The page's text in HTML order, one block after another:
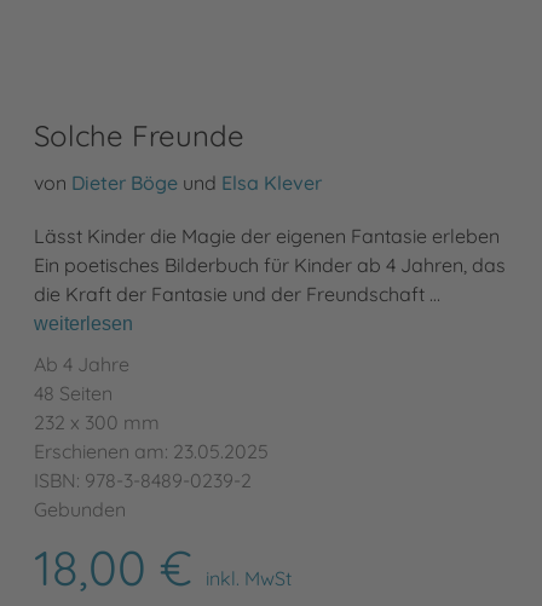
Solche Freunde
von Dieter Böge und Elsa Klever
Lässt Kinder die Magie der eigenen Fantasie erleben
Ein poetisches Bilderbuch für Kinder ab 4 Jahren, das
die Kraft der Fantasie und der Freundschaft …
weiterlesen
Ab 4 Jahre
48 Seiten
232 x 300 mm
Erschienen am: 23.05.2025
ISBN: 978-3-8489-0239-2
Gebunden
18,00 €
inkl. MwSt